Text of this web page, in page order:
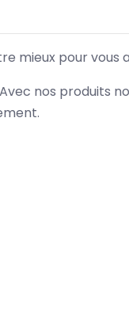
mieux pour vous
nos produits